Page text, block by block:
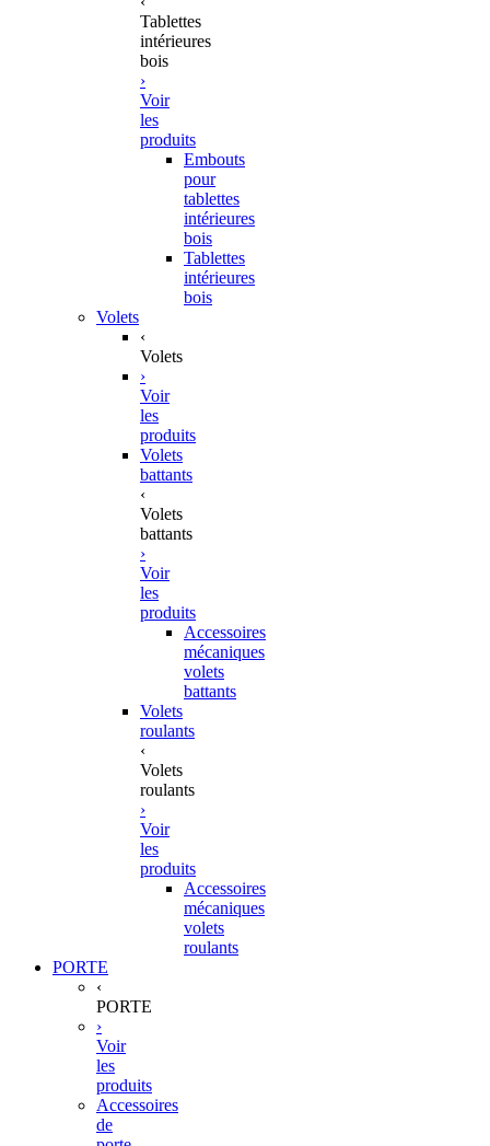
Tablettes
intérieures
bois
›
Voir
les
produits
Embouts
pour
tablettes
intérieures
bois
Tablettes
intérieures
bois
Volets
‹
Volets
›
Voir
les
produits
Volets
battants
‹
Volets
battants
›
Voir
les
produits
Accessoires
mécaniques
volets
battants
Volets
roulants
‹
Volets
roulants
›
Voir
les
produits
Accessoires
mécaniques
volets
roulants
PORTE
‹
PORTE
›
Voir
les
produits
Accessoires
de